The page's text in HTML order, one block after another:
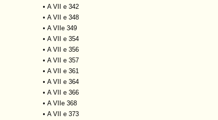
• A VII e 342
• A VII e 348
• A VIIe 349
• A VII e 354
• A VII e 356
• A VII e 357
• A VII e 361
• A VII e 364
• A VII e 366
• A VIIe 368
• A VII e 373